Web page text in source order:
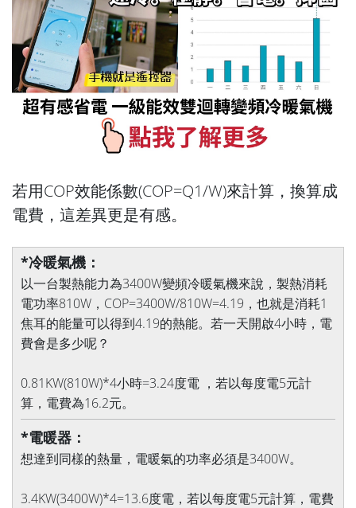
若用COP效能係數(COP=Q1/W)來計算，換算成
電費，這差異更是有感。
*冷暖氣機：
以一台製熱能力為3400W變頻冷暖氣機來說，製熱消耗
電功率810W，COP=3400W/810W=4.19，也就是消耗1
焦耳的能量可以得到4.19的熱能。若一天開啟4小時，電
費會是多少呢？
0.81KW(810W)*4小時=3.24度電 ，若以每度電5元計
算，電費為16.2元。
*電暖器：
想達到同樣的熱量，電暖氣的功率必須是3400W。
3.4KW(3400W)*4=13.6度電，若以每度電5元計算，電費